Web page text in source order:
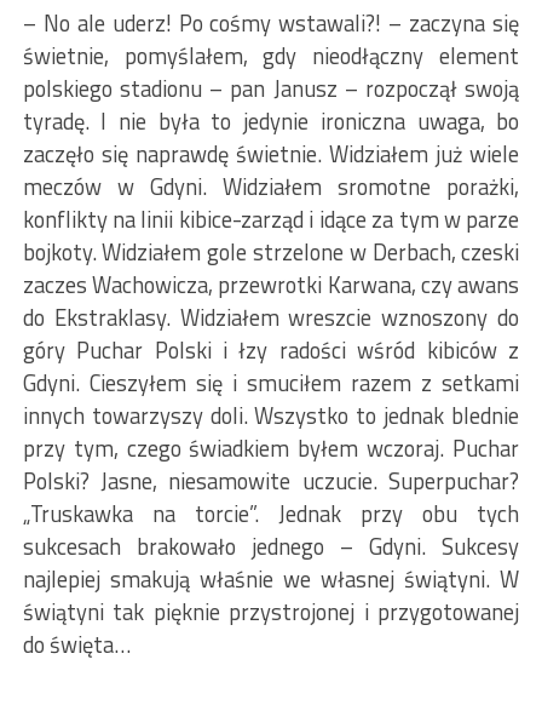
– No ale uderz! Po cośmy wstawali?! – zaczyna się
świetnie, pomyślałem, gdy nieodłączny element
polskiego stadionu – pan Janusz – rozpoczął swoją
tyradę. I nie była to jedynie ironiczna uwaga, bo
zaczęło się naprawdę świetnie. Widziałem już wiele
meczów w Gdyni. Widziałem sromotne porażki,
konflikty na linii kibice-zarząd i idące za tym w parze
bojkoty. Widziałem gole strzelone w Derbach, czeski
zaczes Wachowicza, przewrotki Karwana, czy awans
do Ekstraklasy. Widziałem wreszcie wznoszony do
góry Puchar Polski i łzy radości wśród kibiców z
Gdyni. Cieszyłem się i smuciłem razem z setkami
innych towarzyszy doli. Wszystko to jednak blednie
przy tym, czego świadkiem byłem wczoraj. Puchar
Polski? Jasne, niesamowite uczucie. Superpuchar?
„Truskawka na torcie”. Jednak przy obu tych
sukcesach brakowało jednego – Gdyni. Sukcesy
najlepiej smakują właśnie we własnej świątyni. W
świątyni tak pięknie przystrojonej i przygotowanej
do święta…